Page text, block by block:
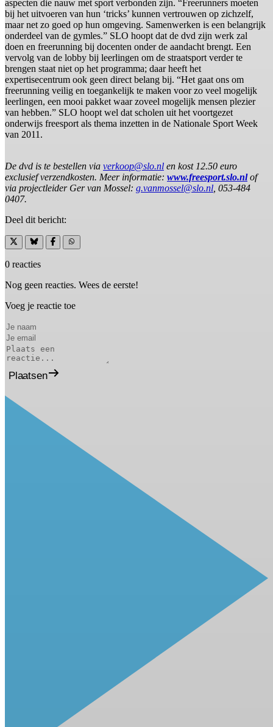
aspecten die nauw met sport verbonden zijn. “Freerunners moeten
bij het uitvoeren van hun ‘tricks’ kunnen vertrouwen op zichzelf,
maar net zo goed op hun omgeving. Samenwerken is een belangrijk
onderdeel van de gymles.” SLO hoopt dat de dvd zijn werk zal
doen en freerunning bij docenten onder de aandacht brengt. Een
vervolg van de lobby bij leerlingen om de straatsport verder te
brengen staat niet op het programma; daar heeft het
expertisecentrum ook geen direct belang bij. “Het gaat ons om
freerunning veilig en toegankelijk te maken voor zo veel mogelijk
leerlingen, een mooi pakket waar zoveel mogelijk mensen plezier
van hebben.” SLO hoopt wel dat scholen uit het voortgezet
onderwijs freesport als thema inzetten in de Nationale Sport Week
van 2011.
De dvd is te bestellen via verkoop@slo.nl en kost 12.50 euro
exclusief verzendkosten. Meer informatie: www.freesport.slo.nlof
via projectleider Ger van Mossel: g.vanmossel@slo.nl, 053-484
0407.
Deel dit bericht:
0 reacties
Nog geen reacties. Wees de eerste!
Voeg je reactie toe
Plaatsen